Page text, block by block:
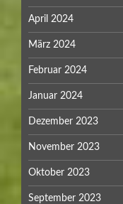
April 2024
März 2024
Februar 2024
Januar 2024
Dezember 2023
November 2023
Oktober 2023
September 2023